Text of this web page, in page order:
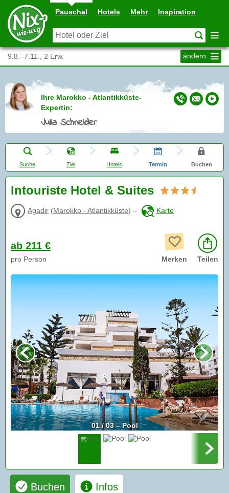
Pauschal Hotels Mehr Inspiration
9.8.–7.11., 2 Erw. ändern
Ihre Marokko - Atlantikküste-
Expertin:
Julia Schneider
Suche Ziel Hotels Termin Buchen
Intouriste Hotel & Suites
Agadir (Marokko - Atlantikküste) – Karte
ab 211 €
pro Person Merken Teilen
01 / 03 – Pool
Buchen Infos